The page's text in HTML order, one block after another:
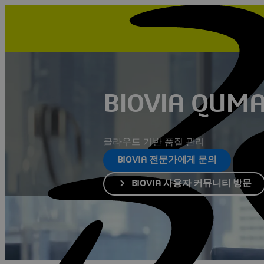
BIOVIA
클라우드 기반 품질 관리
BIOVIA 전문가에게 문의
BIOVIA 사용자 커뮤니티 방문